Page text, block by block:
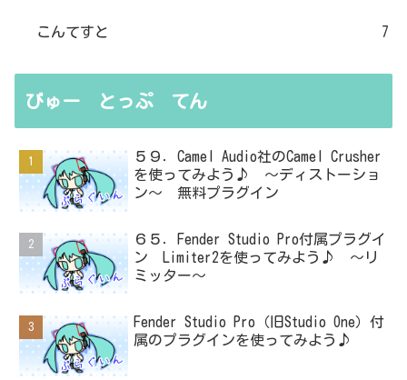
こんてすと 7
びゅー とっぷ てん
５９．Camel Audio社のCamel Crusher
を使ってみよう♪ ～ディストーショ
ン～ 無料プラグイン
６５．Fender Studio Pro付属プラグイ
ン Limiter2を使ってみよう♪ ～リ
ミッター～
Fender Studio Pro（旧Studio One）付
属のプラグインを使ってみよう♪